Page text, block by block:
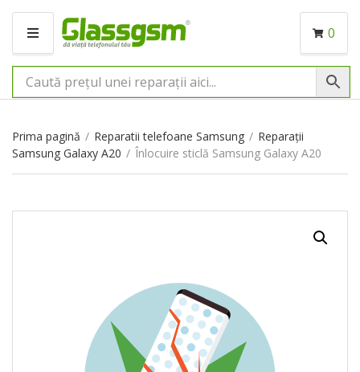
M
N
I
0
Prima pagină / Reparatii telefoane Samsung / Reparații
Samsung Galaxy A20 / Înlocuire sticlă Samsung Galaxy A20